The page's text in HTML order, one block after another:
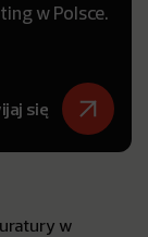
w Polsce.
się
w